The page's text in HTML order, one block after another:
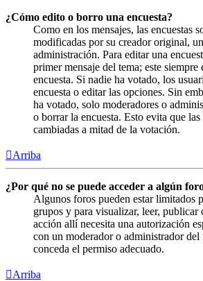
¿Cómo edito o borro una encuesta?
Como en los mensajes, las encuestas
modificadas por su creador original,
administración. Para editar una
primer mensaje del tema; este siempre
encuesta. Si nadie ha votado, los
encuesta o editar las opciones. Sin
ha votado, solo moderadores o
o borrar la encuesta. Esto evita que las
cambiadas a mitad de la votación.
Arriba
¿Por qué no se puede acceder a algún
Algunos foros pueden estar limitados
grupos y para visualizar, leer, publicar
acción allí necesita una autorización
con un moderador o administrador del
conceda el permiso adecuado.
Arriba